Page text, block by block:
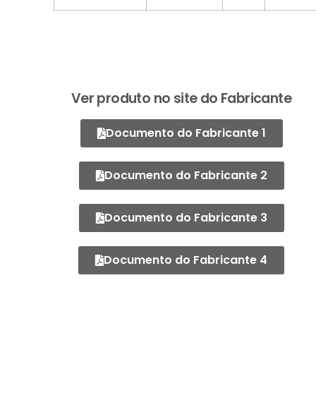
Ver produto no site do Fabricante
Documento do Fabricante 1
Documento do Fabricante 2
Documento do Fabricante 3
Documento do Fabricante 4